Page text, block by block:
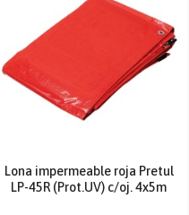
Lona impermeable roja Pretul
LP-45R (Prot.UV) c/oj. 4x5m